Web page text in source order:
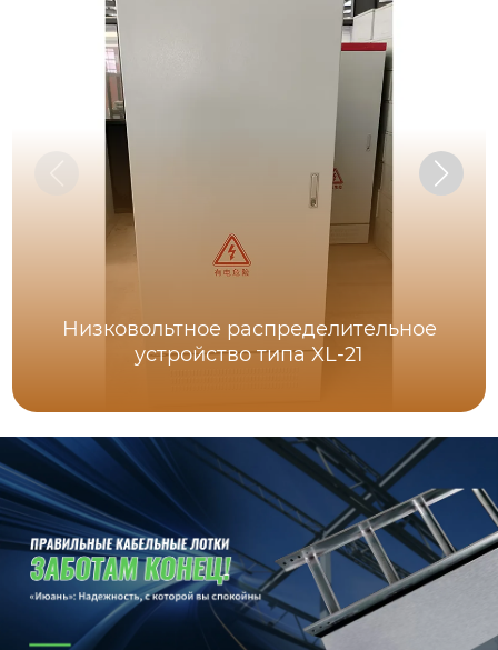
Низковольтное распределительное
устройство типа XL-21